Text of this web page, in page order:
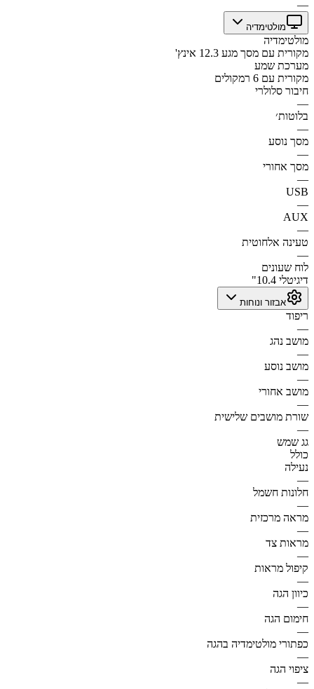
—
מולטימדיה
מולטימדיה
מקורית עם מסך מגע 12.3 אינץ'
מערכת שמע
מקורית עם 6 רמקולים
חיבור סלולרי
—
בלוטות׳
—
מסך נוסע
—
מסך אחורי
—
USB
—
AUX
—
טעינה אלחוטית
—
לוח שעונים
דיגיטלי 10.4"
אבזור ונוחות
ריפוד
—
מושב נהג
—
מושב נוסע
—
מושב אחורי
—
שורת מושבים שלישית
—
גג שמש
כולל
נעילה
—
חלונות חשמל
—
מראה מרכזית
—
מראות צד
—
קיפול מראות
—
כיוון הגה
—
חימום הגה
—
כפתורי מולטימדיה בהגה
—
ציפוי הגה
—